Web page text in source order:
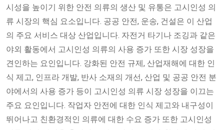
시성을 높이기 위한 안전 의류의 생산 및 유통은 고시인성 의
류 시장의 핵심 요소입니다. 공공 안전, 운송, 건설은 이 산업
의 주요 서비스 대상 산업입니다. 자전거 타기나 조깅과 같은
야외 활동에서 고시인성 의류의 사용 증가 또한 시장 성장을
견인하는 요인입니다. 강화된 안전 규제, 산업재해에 대한 인
식 제고, 인프라 개발, 반사 소재의 개선, 산업 및 공공 안전 분
야에서의 사용 증가 등이 고시인성 의류 시장 성장을 이끄는
주요 요인입니다. 작업자 안전에 대한 인식 제고와 내구성이
뛰어나고 친환경적인 의류에 대한 수요 증가 또한 고시인성